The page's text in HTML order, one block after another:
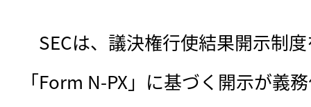
SECは、 議決権行使結果開示制
「Form N-PX」に基づく開示が義